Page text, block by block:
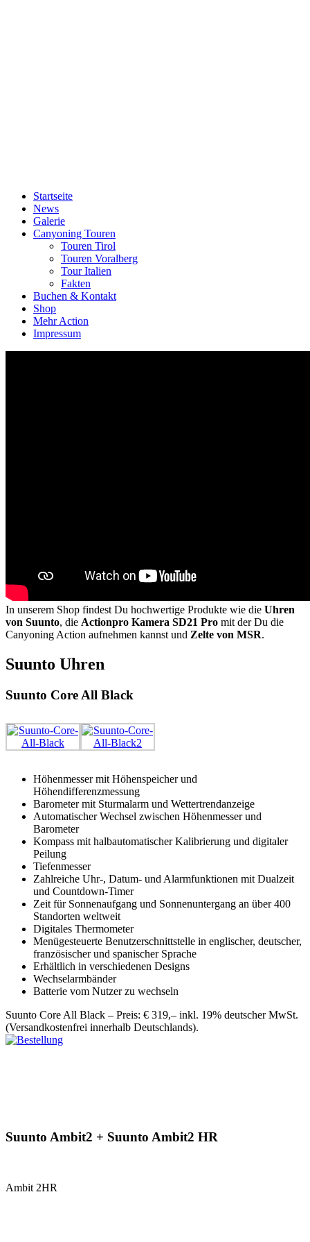
Startseite
News
Galerie
Canyoning Touren
Touren Tirol
Touren Voralberg
Tour Italien
Fakten
Buchen & Kontakt
Shop
Mehr Action
Impressum
In unserem Shop findest Du hochwertige Produkte wie die Uhren
von Suunto, die Actionpro Kamera SD21 Pro mit der Du die
Canyoning Action aufnehmen kannst und Zelte von MSR.
Suunto Uhren
Suunto Core All Black
Höhenmesser mit Höhenspeicher und
Höhendifferenzmessung
Barometer mit Sturmalarm und Wettertrendanzeige
Automatischer Wechsel zwischen Höhenmesser und
Barometer
Kompass mit halbautomatischer Kalibrierung und digitaler
Peilung
Tiefenmesser
Zahlreiche Uhr-, Datum- und Alarmfunktionen mit Dualzeit
und Countdown-Timer
Zeit für Sonnenaufgang und Sonnenuntergang an über 400
Standorten weltweit
Digitales Thermometer
Menügesteuerte Benutzerschnittstelle in englischer, deutscher,
französischer und spanischer Sprache
Erhältlich in verschiedenen Designs
Wechselarmbänder
Batterie vom Nutzer zu wechseln
Suunto Core All Black – Preis: € 319,– inkl. 19% deutscher MwSt.
(Versandkostenfrei innerhalb Deutschlands).
Suunto Ambit2 + Suunto Ambit2 HR
Ambit 2HR